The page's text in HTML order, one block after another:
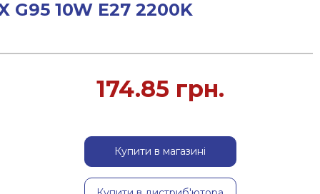
G95 10W E27 2200K
174.85 грн.
Купити в магазині